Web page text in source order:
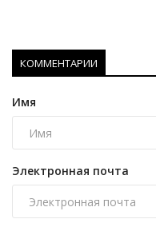
КОММЕНТАРИИ
Имя
Электронная почта